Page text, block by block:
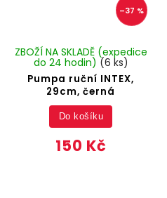
–37 %
Pumpa ruční INTEX,
29cm, černá
ZBOŽÍ NA SKLADĚ (expedice
do 24 hodin) (6 ks)
150 Kč
Do košíku